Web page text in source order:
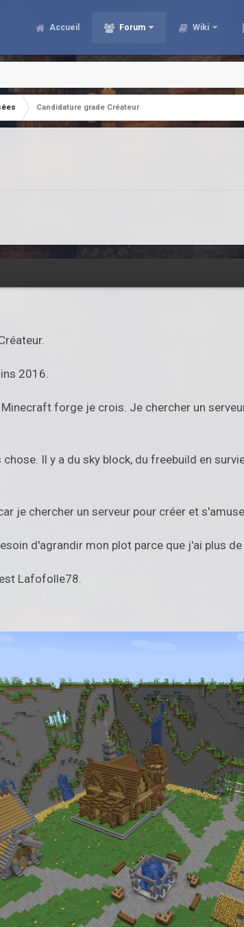
Accueil Forum Wiki
Candidature grade Créateur
2016.
forge je crois. Je chercher un
Il y a du sky block, du freebuild en
je chercher un serveur pour créer et
d'agrandir mon plot parce que j'ai plus
Lafofolle78.